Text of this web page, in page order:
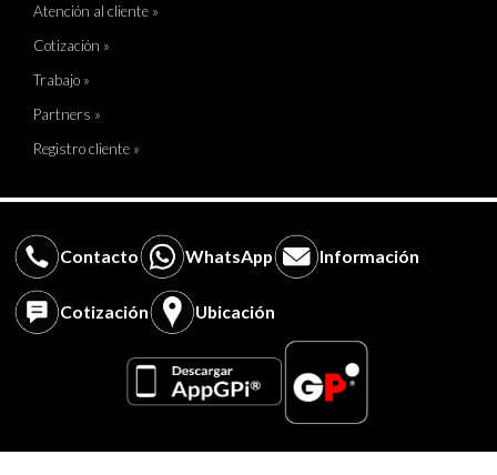
Atención al cliente »
Cotización »
Trabajo »
Partners »
Registro cliente »
Contacto WhatsApp Información
Cotización Ubicación